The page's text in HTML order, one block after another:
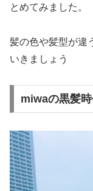
とめてみました。
髪の色や髪型が違
いきましょう
miwaの黒髪